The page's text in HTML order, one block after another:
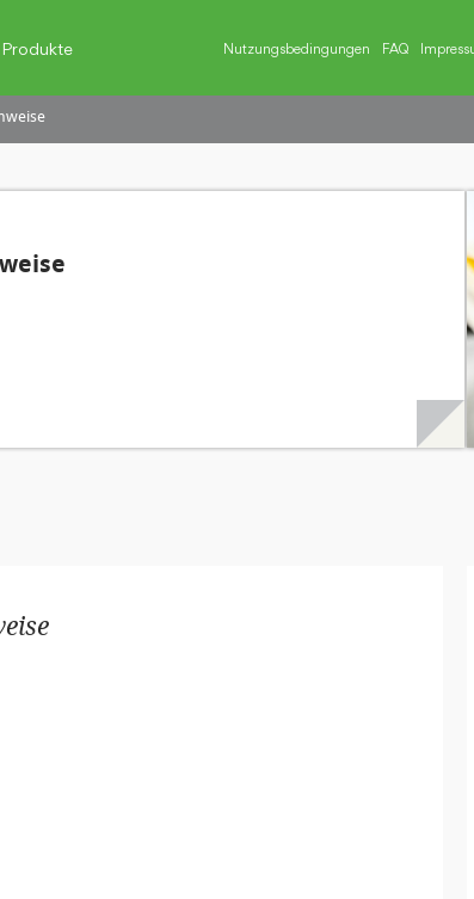
Produkte Nutzungsbedingungen FAQ